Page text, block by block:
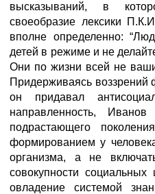
высказываний, в
своеобразие лексики
вполне определенно:
детей в режиме и не
Они по жизни всей не
Придерживаясь
он придавал
направленность,
подрастающего
формированием у
организма, а не
совокупности
овладение системой